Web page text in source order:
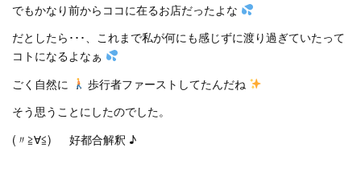
でもかなり前からココに在るお店だったよな
だとしたら･･･、これまで私が何にも感じずに渡り過ぎていたって
コトになるよなぁ
ごく自然に
歩行者ファーストしてたんだね
そう思うことにしたのでした。
(〃≧∀≦)ゞ 好都合解釈 ♪